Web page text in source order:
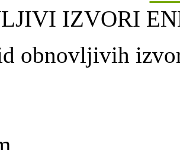
IZVORI
obnovljivih